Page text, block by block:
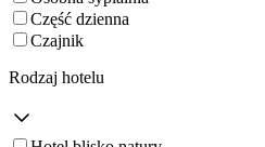
Część dzienna
Czajnik
Rodzaj hotelu